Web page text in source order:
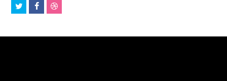
TwitterFacebookDribbble